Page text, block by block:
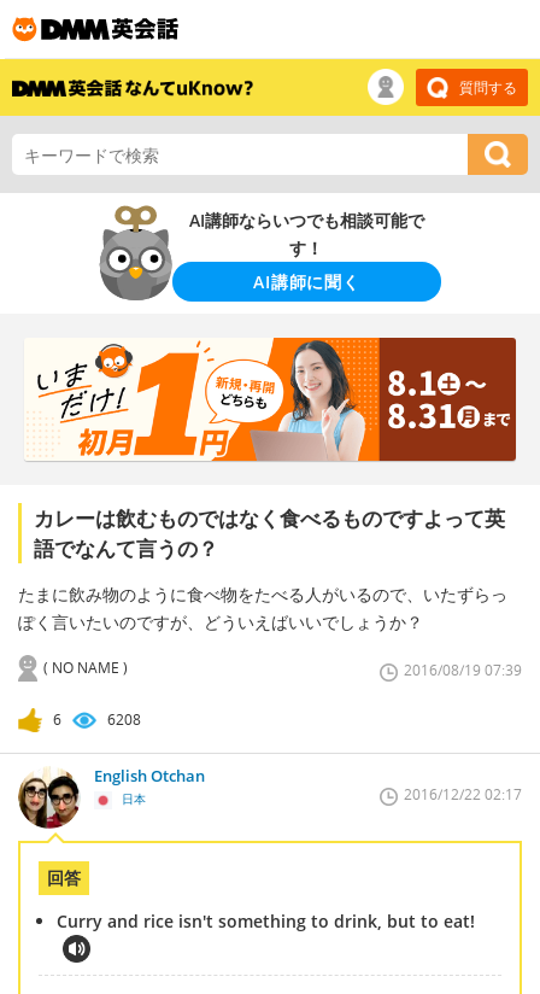
質問する
AI講師ならいつでも相談可能で
す！
AI講師に聞く
カレーは飲むものではなく食べるものですよって英
語でなんて言うの？
たまに飲み物のように食べ物をたべる人がいるので、いたずらっ
ぽく言いたいのですが、どういえばいいでしょうか？
( NO NAME ) 2016/08/19 07:39
6 6208
English Otchan
日本 2016/12/22 02:17
回答
Curry and rice isn't something to drink, but to eat!